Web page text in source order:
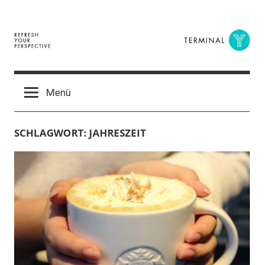
springen
Terminal
Y
Digital
BusinessMenü
SCHLAGWORT: JAHRESZEIT